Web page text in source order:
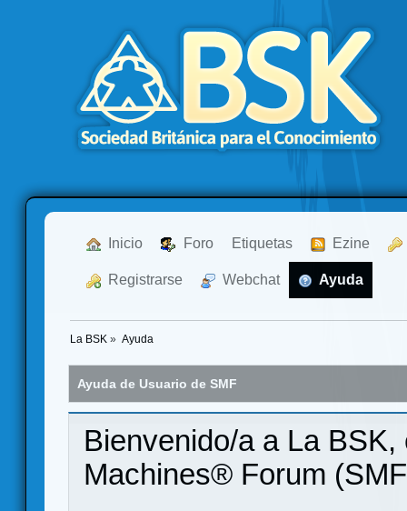
Inicio Foro Etiquetas Ezine
Registrarse Webchat Ayuda
La BSK » Ayuda
Ayuda de Usuario de SMF
Bienvenido/a a La
Machines® Forum